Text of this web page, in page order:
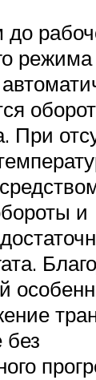
до
режима
При
и
без